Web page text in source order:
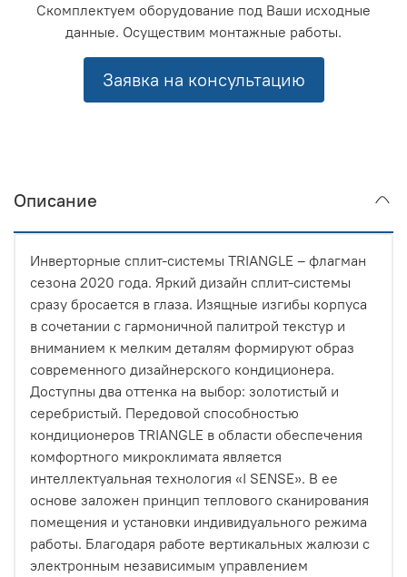
Скомплектуем оборудование под Ваши исходные
данные. Осуществим монтажные работы.
Заявка на консультацию
Описание
Инверторные сплит-системы TRIANGLE – флагман
сезона 2020 года. Яркий дизайн сплит-системы
сразу бросается в глаза. Изящные изгибы корпуса
в сочетании с гармоничной палитрой текстур и
вниманием к мелким деталям формируют образ
современного дизайнерского кондиционера.
Доступны два оттенка на выбор: золотистый и
серебристый. Передовой способностью
кондиционеров TRIANGLE в области обеспечения
комфортного микроклимата является
интеллектуальная технология «I SENSE». В ее
основе заложен принцип теплового сканирования
помещения и установки индивидуального режима
работы. Благодаря работе вертикальных жалюзи с
электронным независимым управлением